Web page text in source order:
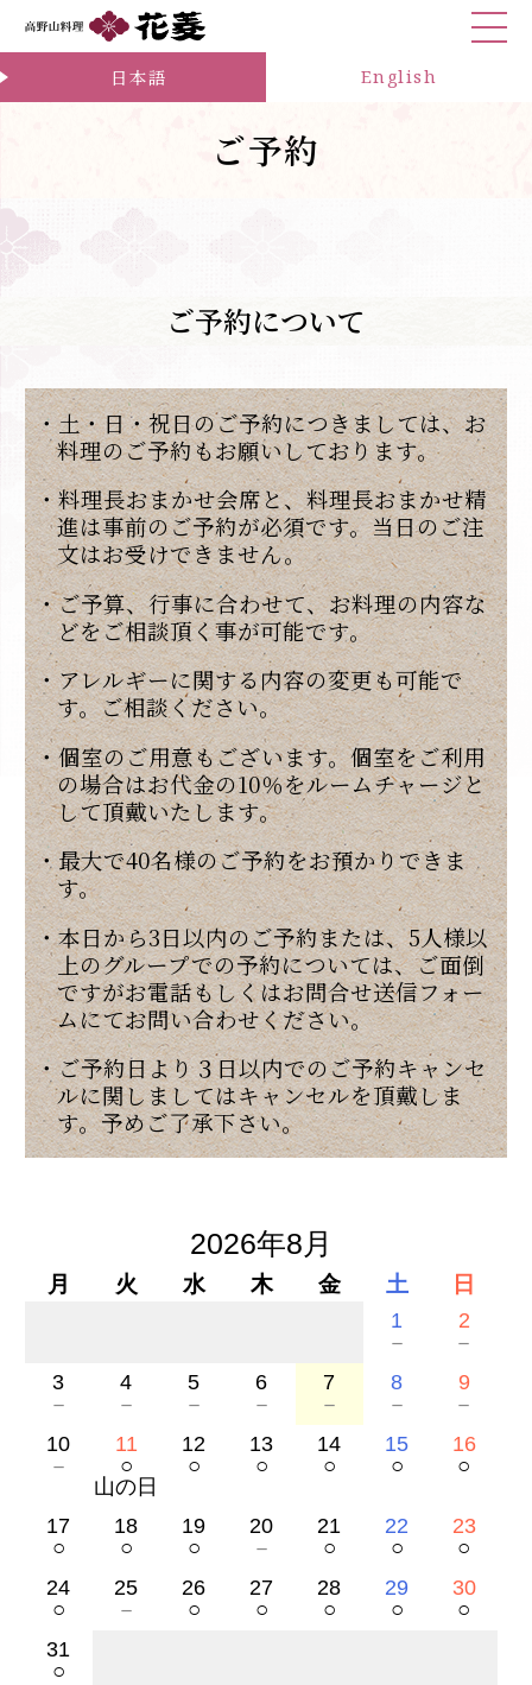
English
日本語
お問合せ
ご予約
ご予約について
・土・日・祝日のご予約につきましては、お
料理のご予約もお願いしております。
・料理長おまかせ会席と、料理長おまかせ精
進は事前のご予約が必須です。当日のご注
文はお受けできません。
・ご予算、行事に合わせて、お料理の内容な
どをご相談頂く事が可能です。
・アレルギーに関する内容の変更も可能で
す。ご相談ください。
・個室のご用意もございます。個室をご利用
の場合はお代金の10％をルームチャージと
して頂戴いたします。
・最大で40名様のご予約をお預かりできま
す。
・本日から3日以内のご予約または、5人様以
上のグループでの予約については、ご面倒
ですがお電話もしくはお問合せ送信フォー
ムにてお問い合わせください。
・ご予約日より３日以内でのご予約キャンセ
ルに関しましてはキャンセルを頂戴しま
す。予めご了承下さい。
2026年8月
月 火 水 木 金 土 日
1
－
2
－
3
－
4
－
5
－
6
－
7
－
8
－
9
－
10
－
11
○
山の日
12
○
13
○
14
○
15
○
16
○
17
○
18
○
19
○
20
－
21
○
22
○
23
○
24
○
25
－
26
○
27
○
28
○
29
○
30
○
31
○